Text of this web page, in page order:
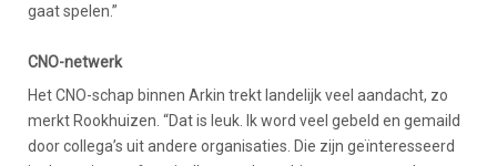
gaat spelen.”
CNO-netwerk
Het CNO-schap binnen Arkin trekt landelijk veel aandacht, zo
merkt Rookhuizen. “Dat is leuk. Ik word veel gebeld en gemaild
door collega’s uit andere organisaties. Die zijn geïnteresseerd